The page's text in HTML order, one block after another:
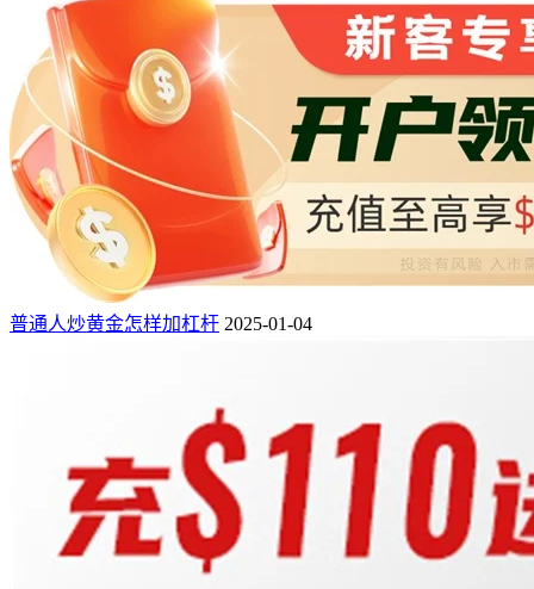
普通人炒黄金怎样加杠杆 2025-01-04